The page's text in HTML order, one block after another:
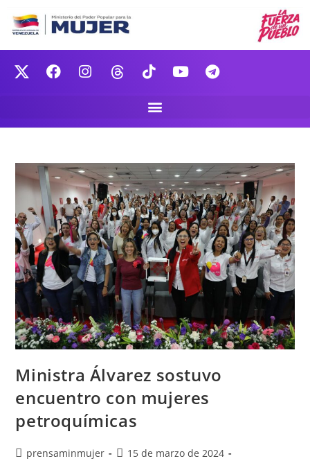
Ministra Álvarez sostuvo
encuentro con mujeres
petroquímicas
prensaminmujer
15 de marzo de 2024